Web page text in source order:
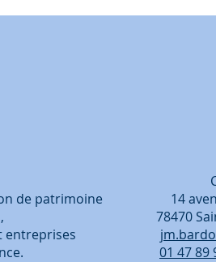
de patrimoine 14
78470 Saint-
et entreprises
d'expérience. 01 47 89